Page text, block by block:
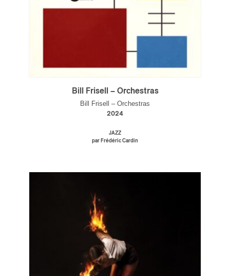
Bill Frisell – Orchestras
Bill Frisell – Orchestras
2024
JAZZ
par Frédéric Cardin